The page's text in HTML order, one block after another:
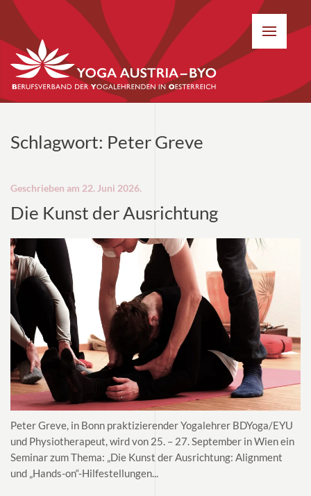
Schlagwort: Peter Greve
Geschrieben am 22. Juni 2026.
Die Kunst der Ausrichtung
Peter Greve, in Bonn praktizierender Yogalehrer BDYoga/EYU
und Physiotherapeut, wird von 25. – 27. September in Wien ein
Seminar zum Thema: „Die Kunst der Ausrichtung: Alignment
und „Hands-on“-Hilfestellungen...